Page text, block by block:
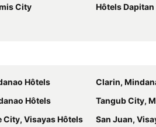
City Hôtels Dapitan
Hôtels Clarin,
Hôtels Tangub City,
City, Visayas Hôtels San Juan,